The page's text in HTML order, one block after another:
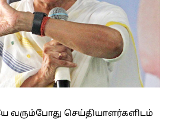
வரும்போது செய்தியாளர்களிடம்